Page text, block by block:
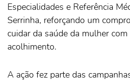
Especialidades e Referência
Serrinha, reforçando um
cuidar da saúde da mulher
acolhimento.
A ação fez parte das